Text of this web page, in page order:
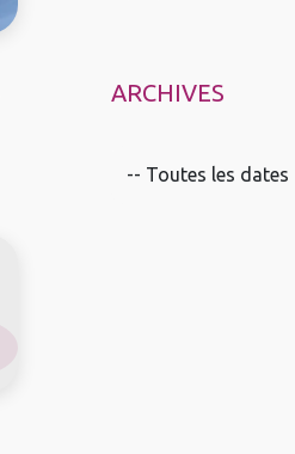
ARCHIVES